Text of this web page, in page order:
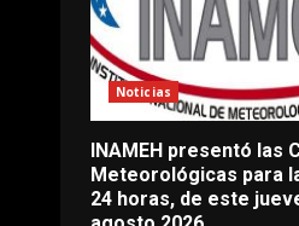
Noticias
INAMEH presentó las
Meteorológicas para
24 horas, de este